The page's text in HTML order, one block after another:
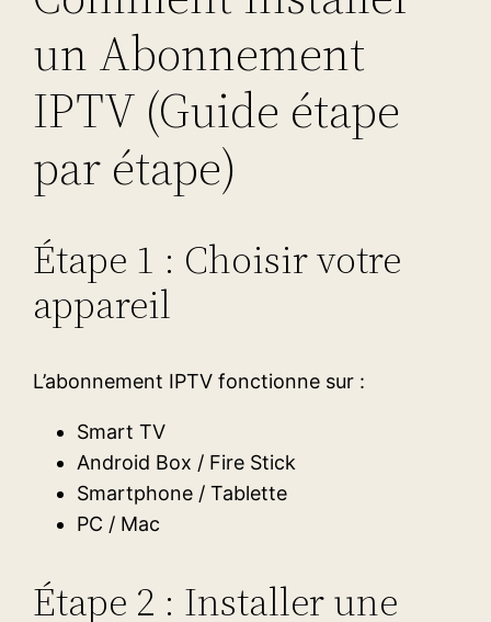
un Abonnement
IPTV (Guide étape
par étape)
Étape 1 : Choisir votre
appareil
L’abonnement IPTV fonctionne sur :
Smart TV
Android Box / Fire Stick
Smartphone / Tablette
PC / Mac
Étape 2 : Installer une